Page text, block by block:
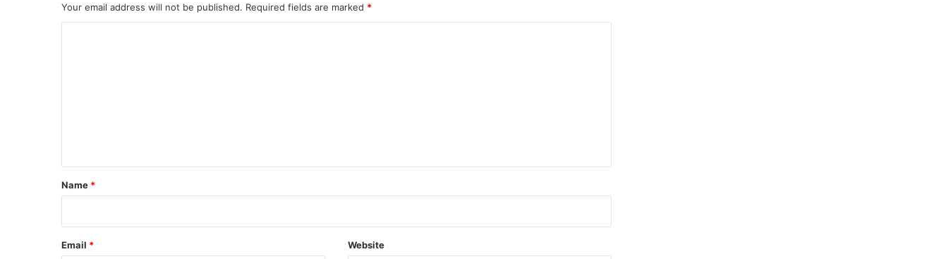
Your email address will not be published. Required fields are marked *
*
Name *
Email * Website